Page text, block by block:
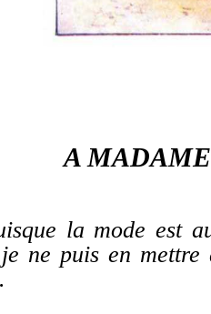
A
la mode est
ne puis en